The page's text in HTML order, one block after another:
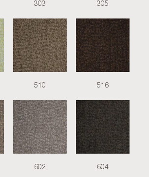
303 305
510 516
602 604